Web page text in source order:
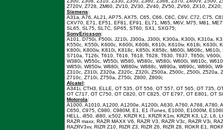
Z720V, Z728, ZM60, ZV10, ZV30, ZV40, ZV50, ZV60, ZX10, ZX20;
Siemens:
A31a, A76, AL21, AP75, AX75, C65, C66, C6C, C6V, C72, C75,
CXV70, E71, EF51, EF81, EF91, EL71, M65, M6V, M75, M81,
SL65, SL75, SL7C, SP65, ST60, SX1, SXG75;
SonyEricsson:
A101, D750i, F500i, J210i, J300a, J300i, K300a, K300i, K310a,
K550c, K550i, K600c, K600i, K608i, K610i, K610iv, K618i,
K800i, K800iv, K810i, K818c, K850i, K858c, M600i, M608c,
S710a, T126i, T610, T616, T618, T628, T630, T637, T650i,
W380i, W550c, W550i, W580, W580c, W580i, W600i, W610c,
W850i, W850iv, W880i, W880iv, W888c, W890a, W890c, W890i,
Z310c, Z310i, Z320a, Z320c, Z320i, Z500a, Z500c, Z500i,
Z710c, Z710i, Z750a, Z750i, Z800, Z800i;
Alcatel:
A341i, CTH3, ELLE, OT 535, OT 556, OT 557, OT 565, OT 735,
OT C717, OT C750, OT C820, OT C825, OT E797, OT E801, OT
Motorola:
A1000, A1010, A1200, A1200e, A1200i, A630, A760, A768,
C650, C975, C980, C980M, E1, E1 iTunes, E1000, E1000M,
HELL, i850, i880, ic502, KRZR K1, KRZR K1m, KRZR K3, L2, L6,
RAZR maxx, RAZR MAXX V6, RAZR V3, RAZR V3c, RAZR V3i,
RAZRV3xv, RIZR Z10, RIZR Z3, RIZR Z6, RIZR Z8, ROKR E1,